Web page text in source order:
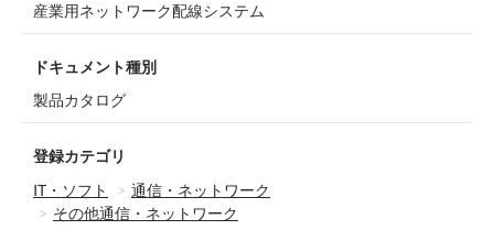
産業用ネットワーク配線システム
ドキュメント種別
製品カタログ
登録カテゴリ
IT・ソフト
通信・ネットワーク
その他通信・ネットワーク